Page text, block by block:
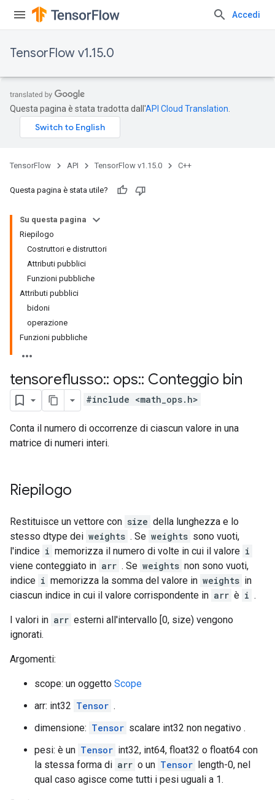
Accedi
TensorFlow v1.15.0
Questa pagina è stata tradotta dall'API Cloud Translation
TensorFlow API TensorFlow v1.15.0 C++
Questa pagina è stata utile?
Su questa pagina
Riepilogo
Costruttori e distruttori
Attributi pubblici
Funzioni pubbliche
Attributi pubblici
bidoni
operazione
Funzioni pubbliche
tensoreflusso:: ops:: Conteggio bin
#include <math_ops.h>
Conta il numero di occorrenze di ciascun valore in una
matrice di numeri interi.
Riepilogo
Restituisce un vettore con size della lunghezza e lo
stesso dtype dei weights . Se weights sono vuoti,
l'indice i memorizza il numero di volte in cui il valore i
viene conteggiato in arr . Se weights non sono vuoti,
indice i memorizza la somma del valore in weights in
ciascun indice in cui il valore corrispondente in arr è i .
I valori in arr esterni all'intervallo [0, size) vengono
ignorati.
Argomenti:
scope: un oggetto Scope
arr: int32 Tensor .
dimensione: Tensor scalare int32 non negativo .
pesi: è un Tensor int32, int64, float32 o float64 con
la stessa forma di arr o un Tensor length-0, nel
qual caso agisce come tutti i pesi uguali a 1.